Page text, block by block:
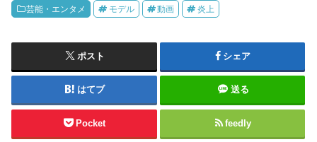
芸能・エンタメ モデル 動画 炎上
ポスト シェア
はてブ 送る
Pocket feedly